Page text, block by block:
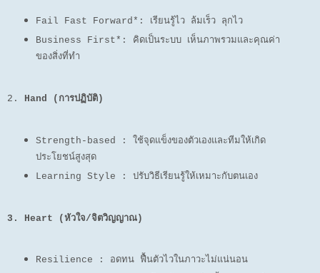
Fail Fast Forward*: เรียนรู้ไว ล้มเร็ว ลุกไว
Business First*: คิดเป็นระบบ เห็นภาพรวมและคุณค่า
ของสิ่งที่ทำ
2. Hand (การปฏิบัติ)
Strength-based : ใช้จุดแข็งของตัวเองและทีมให้เกิด
ประโยชน์สูงสุด
Learning Style : ปรับวิธีเรียนรู้ให้เหมาะกับตนเอง
3. Heart (หัวใจ/จิตวิญญาณ)
Resilience : อดทน ฟื้นตัวไวในภาวะไม่แน่นอน